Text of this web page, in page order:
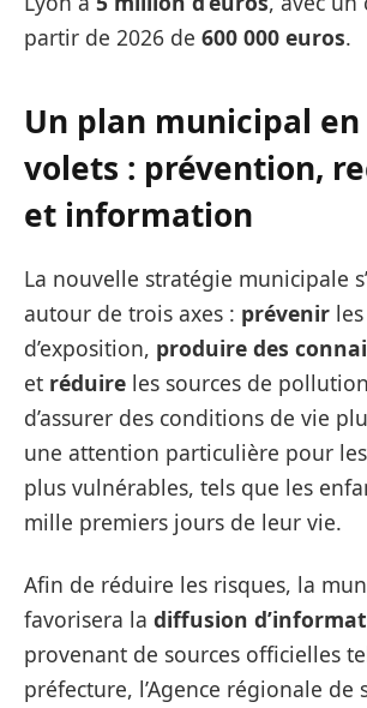
partir de 2026 de 600 000 euros.
Un plan municipal
volets : prévention,
et information
La nouvelle stratégie municipale
autour de trois axes : prévenir
d’exposition, produire des
et réduire les sources de
d’assurer des conditions de vie
une attention particulière pour
plus vulnérables, tels que les
mille premiers jours de leur vie.
Afin de réduire les risques, la
favorisera la diffusion
provenant de sources officielles
préfecture, l’Agence régionale de